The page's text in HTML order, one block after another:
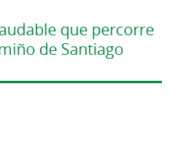
que percorre
de Santiago